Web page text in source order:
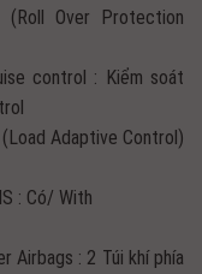
Over Protection
control : Kiểm soát
Adaptive Control)
: Có/ With
Airbags : 2 Túi khí phía